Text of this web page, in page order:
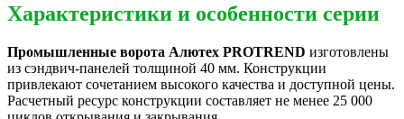
Характеристики и особенности серии
Промышленные ворота Алютех PROTREND изготовлены
из сэндвич-панелей толщиной 40 мм. Конструкции
привлекают сочетанием высокого качества и доступной цены.
Расчетный ресурс конструкции составляет не менее 25 000